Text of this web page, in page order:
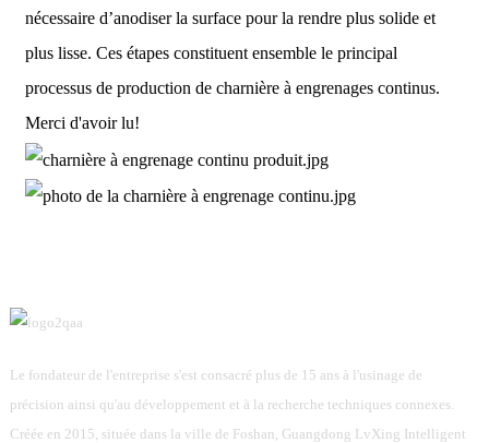
nécessaire d’anodiser la surface pour la rendre plus solide et
plus lisse. Ces étapes constituent ensemble le principal
processus de production de charnière à engrenages continus.
Merci d'avoir lu!
Le fondateur de l'entreprise s'est consacré plus de 15 ans à l'usinage de
précision ainsi qu'au développement et à la recherche techniques connexes.
Créée en 2015, située dans la ville de Foshan, Guangdong LvXing Intelligent